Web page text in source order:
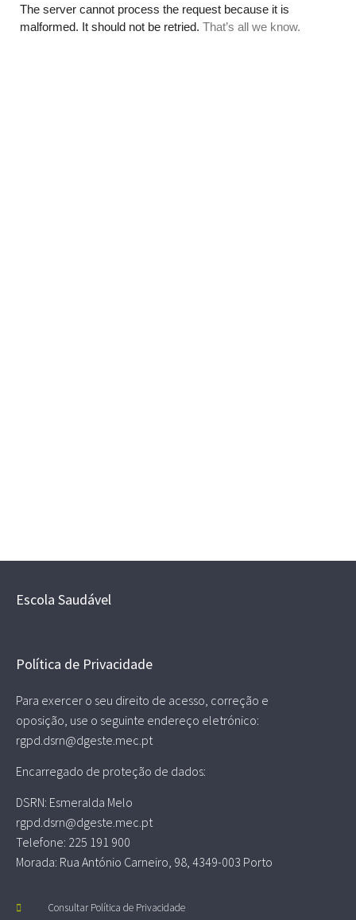
Escola Saudável
Política de Privacidade
Para exercer o seu direito de acesso, correção e
oposição, use o seguinte endereço eletrónico:
rgpd.dsrn@dgeste.mec.pt
Encarregado de proteção de dados:
DSRN: Esmeralda Melo
rgpd.dsrn@dgeste.mec.pt
Telefone: 225 191 900
Morada: Rua António Carneiro, 98, 4349-003 Porto
Consultar Política de Privacidade